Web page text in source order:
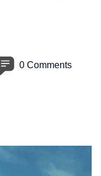
0 Comments